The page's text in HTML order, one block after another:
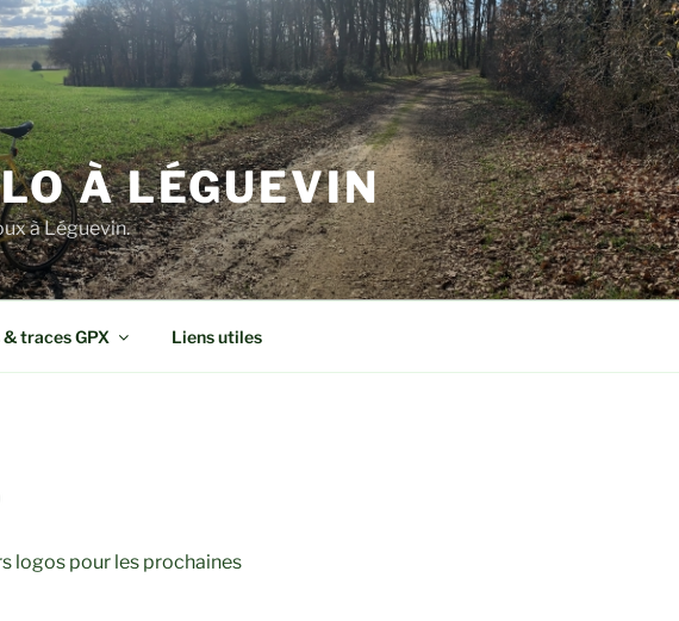
À LÉGUEVIN
à Léguevin.
& traces GPX Liens utiles
logos pour les prochaines